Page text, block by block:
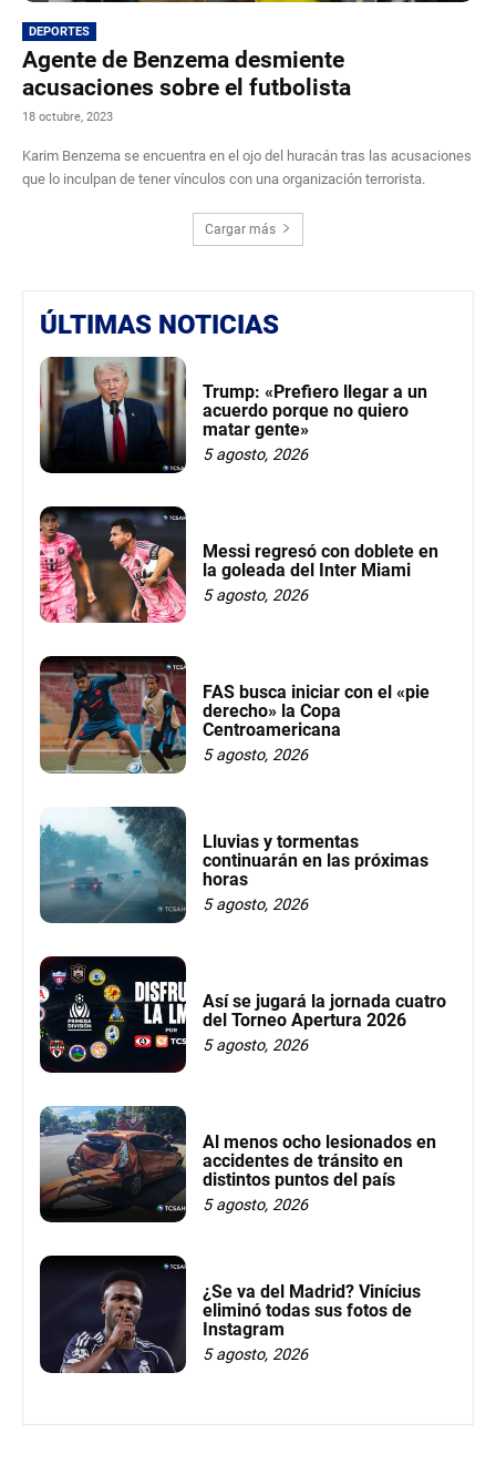
DEPORTES
Agente de Benzema desmiente
acusaciones sobre el futbolista
18 octubre, 2023
Karim Benzema se encuentra en el ojo del huracán tras las acusaciones
que lo inculpan de tener vínculos con una organización terrorista.
Cargar más
ÚLTIMAS NOTICIAS
Trump: «Prefiero llegar a un
acuerdo porque no quiero
matar gente»
5 agosto, 2026
Messi regresó con doblete en
la goleada del Inter Miami
5 agosto, 2026
FAS busca iniciar con el «pie
derecho» la Copa
Centroamericana
5 agosto, 2026
Lluvias y tormentas
continuarán en las próximas
horas
5 agosto, 2026
Así se jugará la jornada cuatro
del Torneo Apertura 2026
5 agosto, 2026
Al menos ocho lesionados en
accidentes de tránsito en
distintos puntos del país
5 agosto, 2026
¿Se va del Madrid? Vinícius
eliminó todas sus fotos de
Instagram
5 agosto, 2026